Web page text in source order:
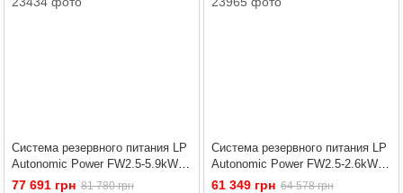
Система резервного питания LP
Autonomic Power FW2.5-5.9kWh
графит глянец
77 691 грн 81 780 грн
Система резервного питания LP
Autonomic Power FW2.5-2.6kWh
Белый глянец
61 349 грн 64 578 грн